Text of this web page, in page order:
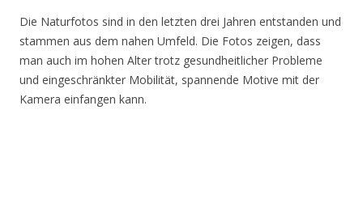
Die Naturfotos sind in den letzten drei Jahren entstanden und
stammen aus dem nahen Umfeld. Die Fotos zeigen, dass
man auch im hohen Alter trotz gesundheitlicher Probleme
und eingeschränkter Mobilität, spannende Motive mit der
Kamera einfangen kann.